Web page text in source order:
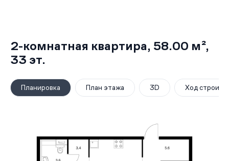
2-комнатная квартира, 58.00 м²,
33 эт.
Планировка План этажа 3D Ход